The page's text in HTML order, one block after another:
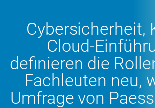
Cybersicherheit,
Cloud-
definieren die
Fachleuten neu,
Umfrage von